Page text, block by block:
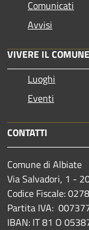
Comunicati
Avvisi
VIVERE IL COMUNE
Luoghi
Eventi
CONTATTI
Comune di Albiate
Via Salvadori, 1 -
Codice Fiscale:
Partita IVA:
IBAN: IT 81 O